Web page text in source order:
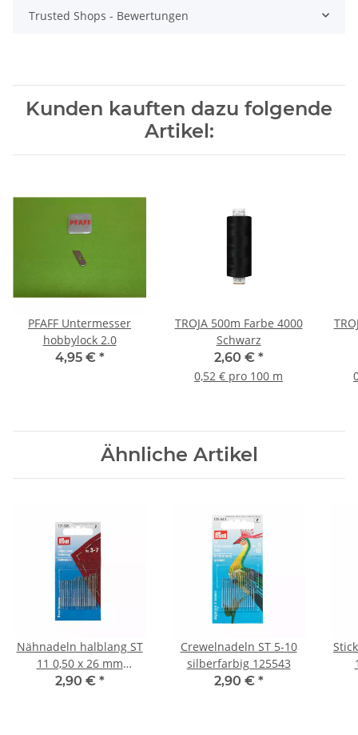
Trusted Shops - Bewertungen
Kunden kauften dazu folgende
Artikel:
PFAFF Untermesser
hobbylock 2.0
4,95 € *
TROJA 500m Farbe 4000
Schwarz
2,60 € *
0,52 € pro 100 m
Ähnliche Artikel
Nähnadeln halblang ST
11 0,50 x 26 mm
silberfarbig 121307
2,90 € *
Crewelnadeln ST 5-10
silberfarbig 125543
2,90 € *